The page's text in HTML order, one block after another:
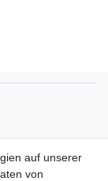
auf unserer
von